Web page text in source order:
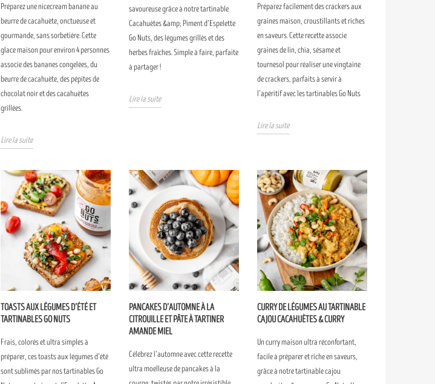
Préparez une nicecream banane au
beurre de cacahuète, onctueuse et
gourmande, sans sorbetière. Cette
glace maison pour environ 4 personnes
associe des bananes congelées, du
beurre de cacahuète, des pépites de
chocolat noir et des cacahuètes
grillées.
Lire la suite
savoureuse grâce à notre tartinable
Cacahuètes &amp; Piment d’Espelette
Go Nuts, des légumes grillés et des
herbes fraîches. Simple à faire, parfaite
à partager !
Lire la suite
Préparez facilement des crackers aux
graines maison, croustillants et riches
en saveurs. Cette recette associe
graines de lin, chia, sésame et
tournesol pour réaliser une vingtaine
de crackers, parfaits à servir à
l’apéritif avec les tartinables Go Nuts
Lire la suite
TOASTS AUX LÉGUMES D’ÉTÉ ET
TARTINABLES GO NUTS
Frais, colorés et ultra simples à
préparer, ces toasts aux légumes d’été
sont sublimés par nos tartinables Go
PANCAKES D’AUTOMNE À LA
CITROUILLE ET PÂTE À TARTINER
AMANDE MIEL
Célébrez l’automne avec cette recette
ultra moelleuse de pancakes à la
CURRY DE LÉGUMES AU TARTINABLE
CAJOU CACAHUÈTES & CURRY
Un curry maison ultra réconfortant,
facile à préparer et riche en saveurs,
grâce à notre tartinable cajou